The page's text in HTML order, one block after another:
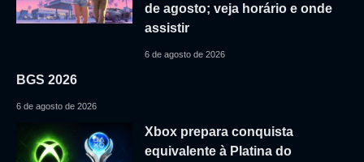
de agosto; veja horário e onde
assistir
6 de agosto de 2026
BGS 2026
6 de agosto de 2026
Xbox prepara conquista
equivalente à Platina do